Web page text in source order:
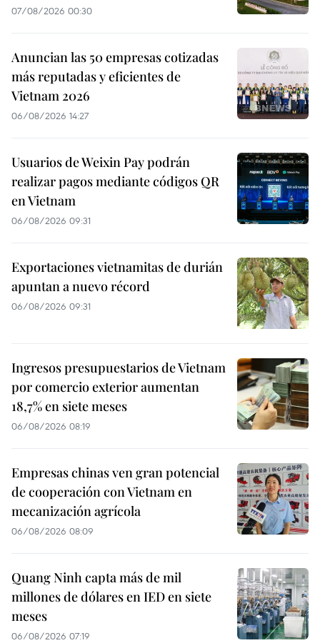
07/08/2026 00:30
Anuncian las 50 empresas cotizadas
más reputadas y eficientes de
Vietnam 2026
06/08/2026 14:27
Usuarios de Weixin Pay podrán
realizar pagos mediante códigos QR
en Vietnam
06/08/2026 09:31
Exportaciones vietnamitas de durián
apuntan a nuevo récord
06/08/2026 09:31
Ingresos presupuestarios de Vietnam
por comercio exterior aumentan
18,7% en siete meses
06/08/2026 08:19
Empresas chinas ven gran potencial
de cooperación con Vietnam en
mecanización agrícola
06/08/2026 08:09
Quang Ninh capta más de mil
millones de dólares en IED en siete
meses
06/08/2026 07:19